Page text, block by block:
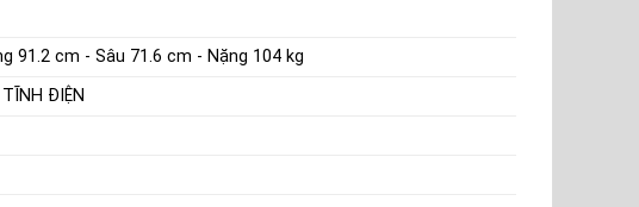
91.2 cm - Sâu 71.6 cm - Nặng 104 kg
ĐIỆN